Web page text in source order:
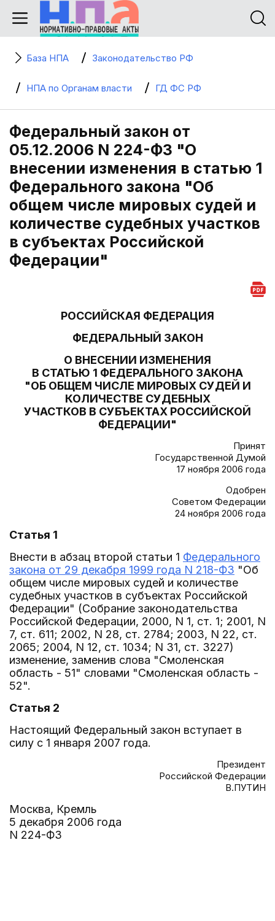
База НПА Законодательство РФ
НПА по Органам власти ГД ФС РФ
Федеральный закон от
05.12.2006 N 224-ФЗ "О
внесении изменения в статью 1
Федерального закона "Об
общем числе мировых судей и
количестве судебных участков
в субъектах Российской
Федерации"
РОССИЙСКАЯ ФЕДЕРАЦИЯ
ФЕДЕРАЛЬНЫЙ ЗАКОН
О ВНЕСЕНИИ ИЗМЕНЕНИЯ
В СТАТЬЮ 1 ФЕДЕРАЛЬНОГО ЗАКОНА
"ОБ ОБЩЕМ ЧИСЛЕ МИРОВЫХ СУДЕЙ И
КОЛИЧЕСТВЕ СУДЕБНЫХ
УЧАСТКОВ В СУБЪЕКТАХ РОССИЙСКОЙ
ФЕДЕРАЦИИ"
Принят
Государственной Думой
17 ноября 2006 года
Одобрен
Советом Федерации
24 ноября 2006 года
Статья 1
Внести в абзац второй статьи 1 Федерального
закона от 29 декабря 1999 года N 218-ФЗ "Об
общем числе мировых судей и количестве
судебных участков в субъектах Российской
Федерации" (Собрание законодательства
Российской Федерации, 2000, N 1, ст. 1; 2001, N
7, ст. 611; 2002, N 28, ст. 2784; 2003, N 22, ст.
2065; 2004, N 12, ст. 1034; N 31, ст. 3227)
изменение, заменив слова "Смоленская
область - 51" словами "Смоленская область -
52".
Статья 2
Настоящий Федеральный закон вступает в
силу с 1 января 2007 года.
Президент
Российской Федерации
В.ПУТИН
Москва, Кремль
5 декабря 2006 года
N 224-ФЗ